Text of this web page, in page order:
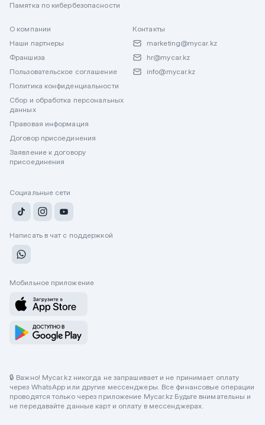
Памятка по кибербезопасности
О компании
Наши партнеры
Франшиза
Пользовательское соглашение
Политика конфиденциальности
Сбор и обработка персональных
данных
Правовая информация
Договор присоединения
Заявление к договору
присоединения
Контакты
marketing@mycar.kz
hr@mycar.kz
info@mycar.kz
Социальные сети
Написать в чат с поддержкой
Мобильное приложение
🔒 Важно! Mycar.kz никогда не запрашивает и не принимает оплату
через WhatsApp или другие мессенджеры. Все финансовые операции
проводятся только через приложение Mycar.kz Будьте внимательны и
не передавайте данные карт и оплату в мессенджерах.